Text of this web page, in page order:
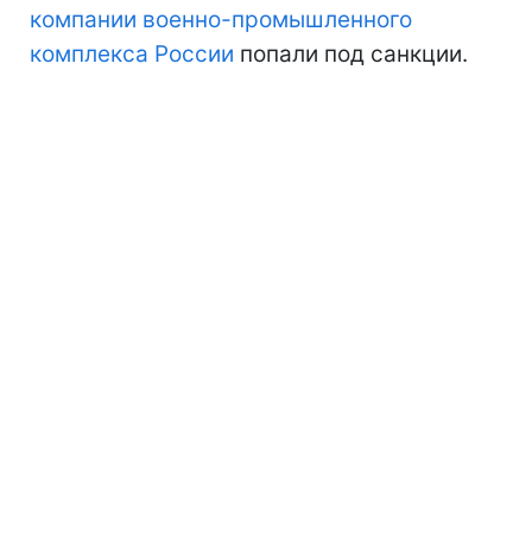
компании военно-промышленного
комплекса России попали под санкции.